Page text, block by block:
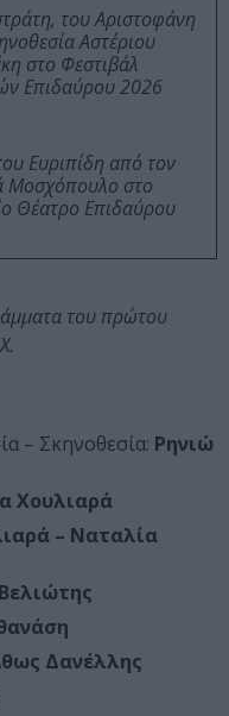
του Αριστοφάνη
Αστέριου
στο Φεστιβάλ
Επιδαύρου 2026
Ευριπίδη από τον
στο
Θέατρο Επιδαύρου
του πρώτου
– Σκηνοθεσία: Ρηνιώ
Χουλιαρά
– Ναταλία
Δανέλλης